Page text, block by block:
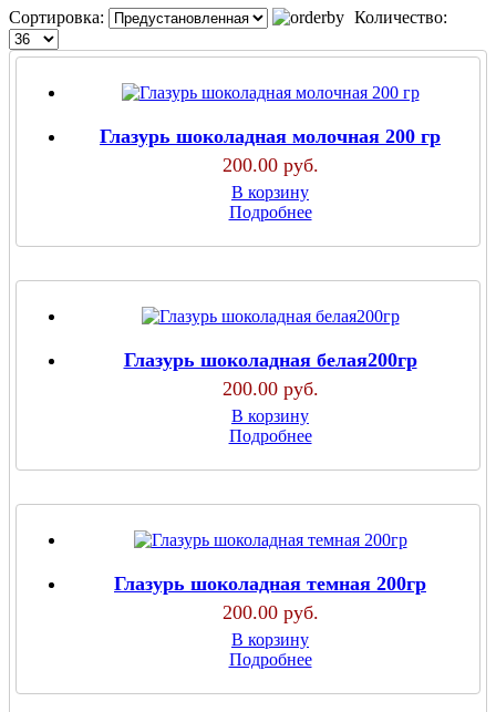
Сортировка: Количество:
Глазурь шоколадная молочная 200 гр
200.00 руб.
В корзину
Подробнее
Глазурь шоколадная белая200гр
200.00 руб.
В корзину
Подробнее
Глазурь шоколадная темная 200гр
200.00 руб.
В корзину
Подробнее